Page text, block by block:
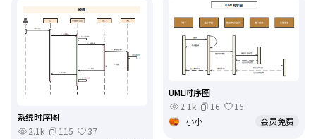
UML时序图
2.1k
16
15
小小
会员免费
系统时序图
2.1k
115
37